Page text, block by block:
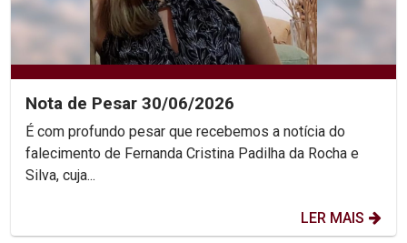
Nota de Pesar 30/06/2026
É com profundo pesar que recebemos a notícia do
falecimento de Fernanda Cristina Padilha da Rocha e
Silva, cuja...
LER MAIS